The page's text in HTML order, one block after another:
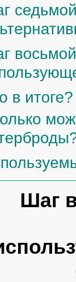
в итоге?
Шаг